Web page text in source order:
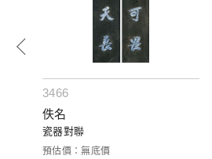
3466
佚名
瓷器對聯
預估價：無底價